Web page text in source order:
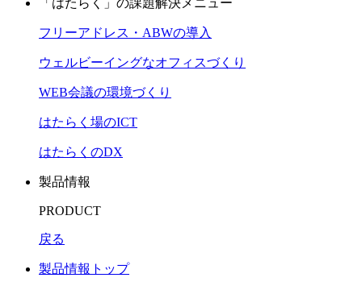
「はたらく」の課題解決メニュー
フリーアドレス・ABWの導入
ウェルビーイングなオフィスづくり
WEB会議の環境づくり
はたらく場のICT
はたらくのDX
製品情報
PRODUCT
戻る
製品情報トップ